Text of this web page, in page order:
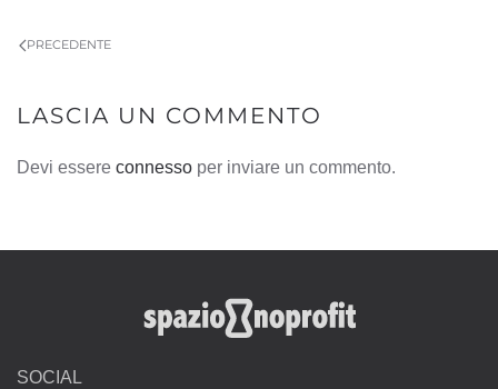
PRECEDENTE
LASCIA UN COMMENTO
Devi essere connesso per inviare un commento.
SOCIAL